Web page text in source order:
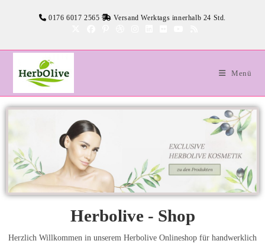
0176 6017 2565 Versand Werktags innerhalb 24 Std.
Menü
Herbolive - Shop
Herzlich Willkommen in unserem Herbolive Onlineshop für handwerklich